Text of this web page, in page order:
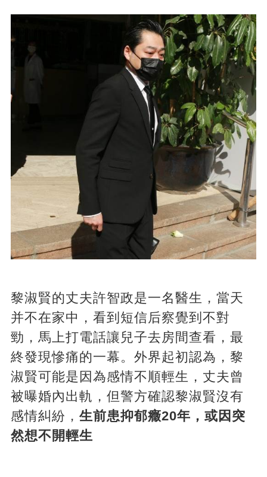
黎淑賢的丈夫許智政是一名醫生，當天
并不在家中，看到短信后察覺到不對
勁，馬上打電話讓兒子去房間查看，最
終發現慘痛的一幕。外界起初認為，黎
淑賢可能是因為感情不順輕生，丈夫曾
被曝婚內出軌，但警方確認黎淑賢沒有
感情糾紛， 生前患抑郁癥20年，或因突
然想不開輕生